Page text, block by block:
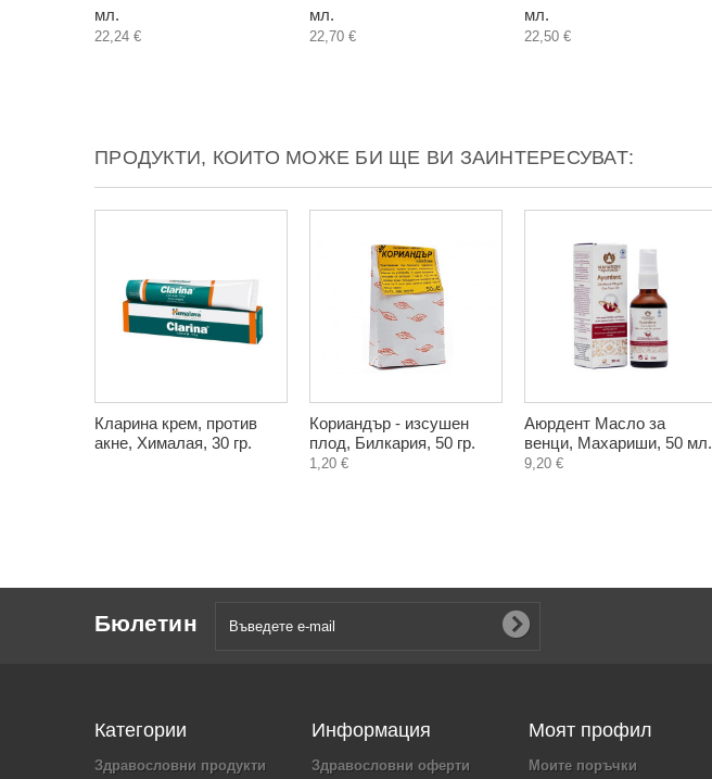
мл.
22,24 €
мл.
22,70 €
мл.
22,50 €
ПРОДУКТИ, КОИТО МОЖЕ БИ ЩЕ ВИ ЗАИНТЕРЕСУВАТ:
Кларина крем, против
акне, Хималая, 30 гр.
Кориандър - изсушен
плод, Билкария, 50 гр.
1,20 €
Аюрдент Масло за
венци, Махариши, 50 мл.
9,20 €
Бюлетин
Категории
Здравословни продукти
Информация
Здравословни оферти
Моят профил
Моите поръчки